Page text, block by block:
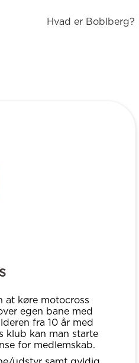
Hvad er Boblberg?
at køre motocross
egen bane med
fra 10 år med
klub kan man starte
for medlemskab.